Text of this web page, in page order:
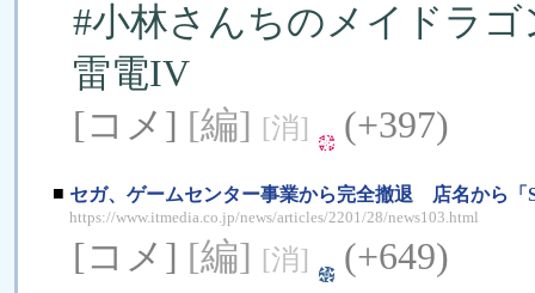
#小林さんちのメイドラ
雷電IV
[コメ] [編] [消] (+397)
■ セガ、ゲームセンター事業から完全撤退 店名から「
https://www.itmedia.co.jp/news/articles/2201/28/news103.html
[コメ] [編] [消] (+649)